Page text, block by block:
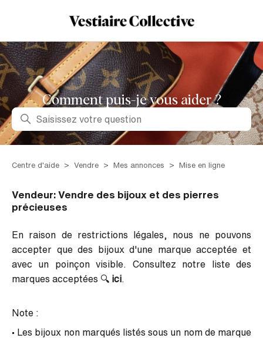
Comment puis-je vous aider ?
Recherche
Centre d'aide Vendre Mes annonces Mise en ligne
Vendeur: Vendre des bijoux et des pierres
précieuses
En raison de restrictions légales, nous ne pouvons
accepter que des bijoux d'une marque acceptée et
avec un poinçon visible
Consultez notre liste des
marques acceptées 🔍 ici
Note :
• Les bijoux non marqués listés sous un nom de marque